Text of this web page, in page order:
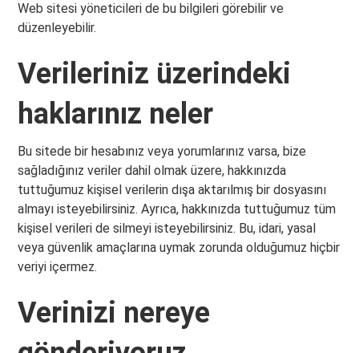
Web sitesi yöneticileri de bu bilgileri görebilir ve
düzenleyebilir.
Verileriniz üzerindeki
haklarınız neler
Bu sitede bir hesabınız veya yorumlarınız varsa, bize
sağladığınız veriler dahil olmak üzere, hakkınızda
tuttuğumuz kişisel verilerin dışa aktarılmış bir dosyasını
almayı isteyebilirsiniz. Ayrıca, hakkınızda tuttuğumuz tüm
kişisel verileri de silmeyi isteyebilirsiniz. Bu, idari, yasal
veya güvenlik amaçlarına uymak zorunda olduğumuz hiçbir
veriyi içermez.
Verinizi nereye